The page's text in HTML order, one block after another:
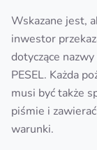
Wskazane jest,
inwestor
dotyczące
PESEL. Każda
musi być także
piśmie i
warunki.